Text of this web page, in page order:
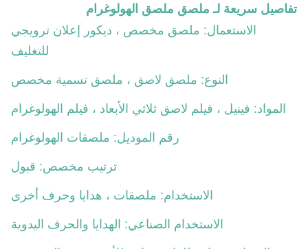
تفاصيل سريعة لـ ملصق ملصق الهولوغرام
الاستعمال: ملصق مخصص ، ديكور إعلان ترويجي
للتغليف
النوع: ملصق لاصق ، ملصق تسمية مخصص
المواد: فينيل ، فيلم لاصق ثلاثي الأبعاد ، فيلم الهولوغرام
رقم الموديل: ملصقات الهولوغرام
ترتيب مخصص: قبول
الاستخدام: ملصقات ، هدايا وحرف أخرى
الاستخدام الصناعي: الهدايا والحرف اليدوية